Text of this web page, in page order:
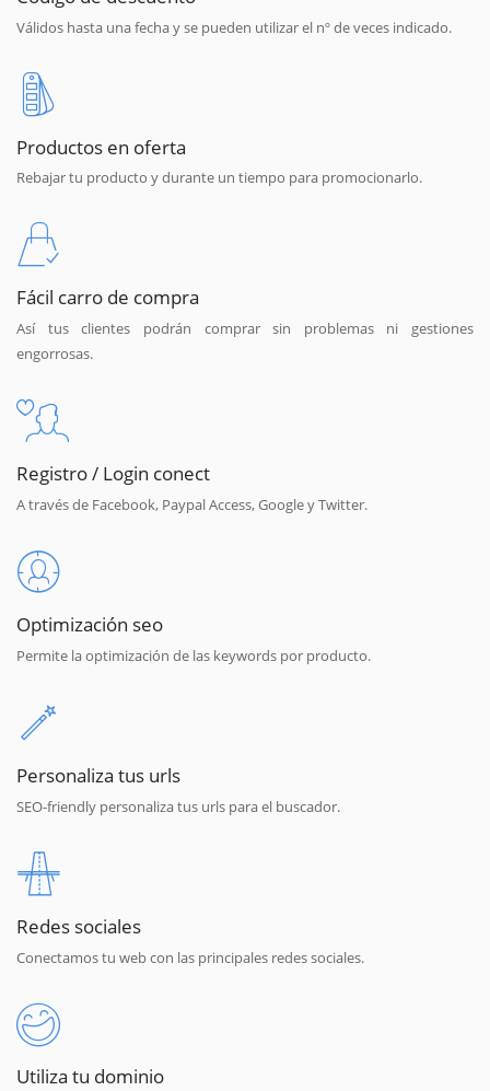
Válidos hasta una fecha y se pueden utilizar el nº de veces indicado.
Productos en oferta
Rebajar tu producto y durante un tiempo para promocionarlo.
Fácil carro de compra
Así tus clientes podrán comprar sin problemas ni gestiones
engorrosas.
Registro / Login conect
A través de Facebook, Paypal Access, Google y Twitter.
Optimización seo
Permite la optimización de las keywords por producto.
Personaliza tus urls
SEO-friendly personaliza tus urls para el buscador.
Redes sociales
Conectamos tu web con las principales redes sociales.
Utiliza tu dominio